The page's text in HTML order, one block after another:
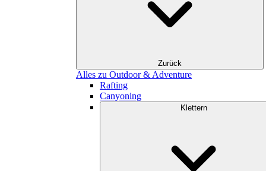
Zurück
Alles zu Outdoor & Adventure
Rafting
Canyoning
Klettern